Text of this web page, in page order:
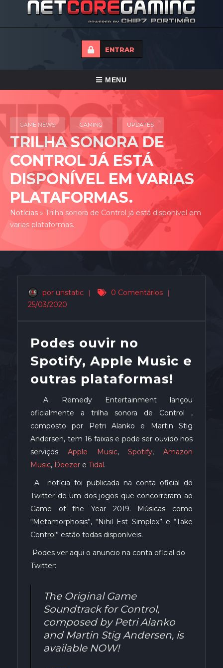
ENTRAR
ALTERNAR
MENU
HOME
TORNEIOS
NOTICIAS
FORUMS
CONTACTO
GAME NEWS GAMING UPDATES
TRILHA SONORA DE
CONTROL JÁ ESTÁ
DISPONÍVEL EM VARIAS
PLATAFORMAS.
Notícias » Trilha sonora de Control já está disponível em
varias plataformas.
por unstatic | 0 Comentários
|
25/03/2020
Podes ouvir no
Spotify, Apple Music e
outras plataformas!
A Remedy Entertainment lançou
oficialmente a trilha sonora de Control ,
composto por Petri Alanko e Martin Stig
Andersen, tem 16 faixas e pode ser ouvido nos
serviços Apple Music,Spotify, Amazon
Music, Deezer e Tidal.
A notícia foi publicada na conta oficial do
Twitter de um dos jogos que concorreram ao
Game of the Year 2019. Músicas como
“Metamorphosis”, “Nihil Est Simplex” e “Take
Control” estão todas disponíveis.
Podes ver aqui o anuncio na conta oficial do
Twitter:
The Original Game
Soundtrack for Control,
composed by Petri Alanko
and Martin Stig Andersen, is
available NOW!